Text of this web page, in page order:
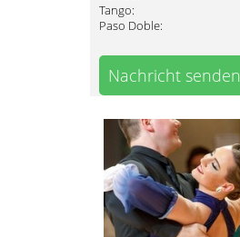
Tango:
Paso Doble:
Nachricht senden